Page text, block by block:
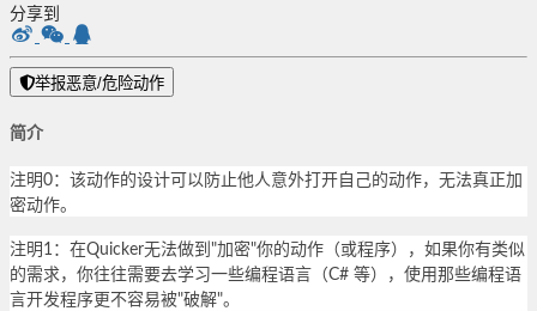
分享到
举报恶意/危险动作
简介
注明0：该动作的设计可以防止他人意外打开自己的动作，无法真正加
密动作。
注明1：在Quicker无法做到"加密"你的动作（或程序），如果你有类似
的需求，你往往需要去学习一些编程语言（C# 等），使用那些编程语
言开发程序更不容易被"破解"。